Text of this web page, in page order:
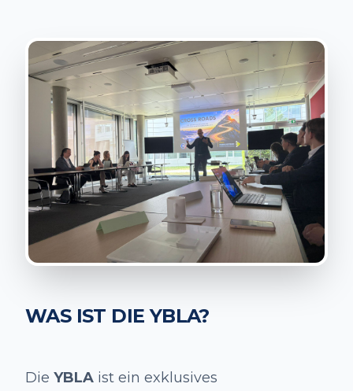
WAS IST DIE YBLA?
Die YBLA ist ein exklusives